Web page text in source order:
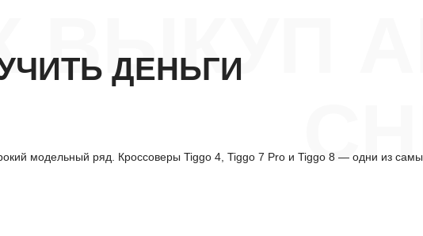
ВЫКУП
ДЕНЬГИ
модельный ряд. Кроссоверы Tiggo 4, Tiggo 7 Pro и Tiggo 8 — одни из